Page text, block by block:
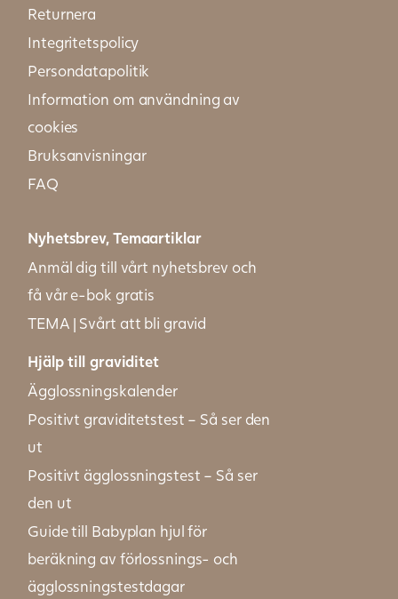
Returnera
Integritetspolicy
Persondatapolitik
Information om användning av
cookies
Bruksanvisningar
FAQ
Nyhetsbrev, Temaartiklar
Anmäl dig till vårt nyhetsbrev och
få vår e-bok gratis
TEMA | Svårt att bli gravid
Hjälp till graviditet
Ägglossningskalender
Positivt graviditetstest – Så ser den
ut
Positivt ägglossningstest – Så ser
den ut
Guide till Babyplan hjul för
beräkning av förlossnings- och
ägglossningstestdagar